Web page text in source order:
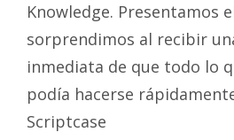
Knowledge. Presentamos
sorprendimos al recibir
inmediata de que todo lo
podía hacerse
Scriptcase